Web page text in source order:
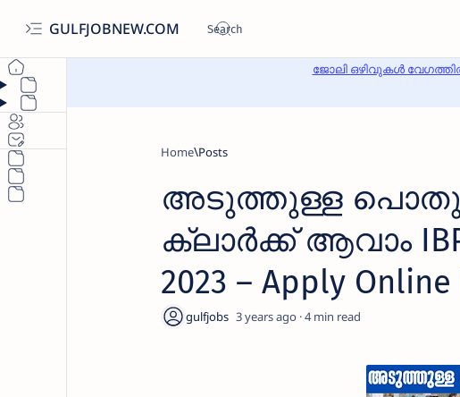
GULFJOBNEW.COM
ജോലി ഒഴിവുകൾ
Home
അടുത്തുള്ള
ക്ലാർക്ക് ആവാം
2023 – Apply
3 years ago 4